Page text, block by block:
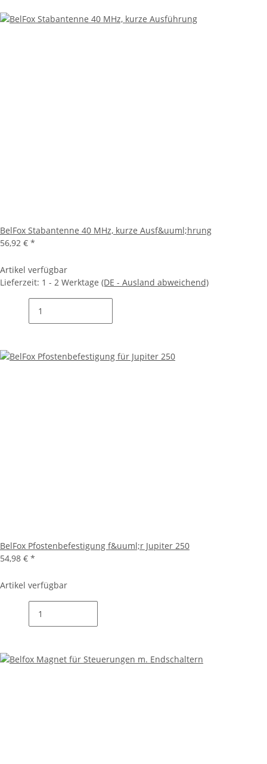
BelFox Stabantenne 40 MHz, kurze Ausf&uuml;hrung
56,92 € *
Artikel verfügbar
Lieferzeit: 1 - 2 Werktage (DE - Ausland abweichend)
BelFox Pfostenbefestigung f&uuml;r Jupiter 250
54,98 € *
Artikel verfügbar